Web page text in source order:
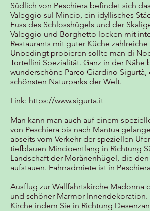
Südlich von Peschiera befindet sich
Valeggio sul Mincio, ein idyllisches
Fuss des Schlosshügels und der
Valeggio und Borghetto locken mit
Restaurants mit guter Küche zahlreiche
Unbedingt probieren sollte man di
Tortellini Spezialität. Ganz in der Nähe
wunderschöne Parco Giardino Sigurtà,
schönsten Naturparks der Welt.
Link: https://www.sigurta.it
Man kann man auch auf einem
von Peschiera bis nach Mantua
abseits vom Verkehr der speziellen
tiefblauen Mincioentlang in Richtung
Landschaft der Moränenhügel, die den
aufstauen. Fahrradmiete ist in
Ausflug zur Wallfahrtskirche Madonna
und schöner Marmor-
Kirche indem Sie in Richtung